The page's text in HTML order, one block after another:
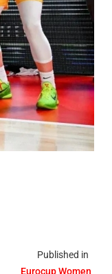
Published in
Eurocup Women